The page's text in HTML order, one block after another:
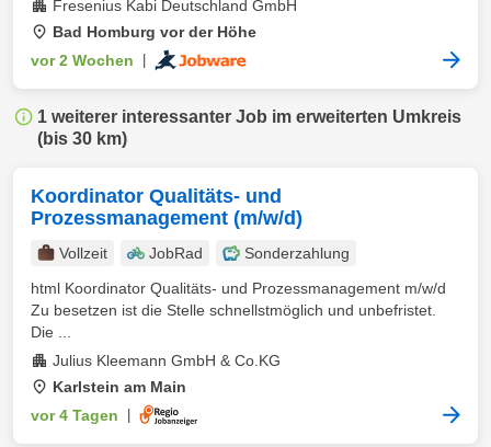
Fresenius Kabi Deutschland GmbH
Bad Homburg vor der Höhe
vor 2 Wochen
1 weiterer interessanter Job im erweiterten Umkreis
(bis 30 km)
Koordinator Qualitäts- und
Prozessmanagement (m/w/d)
Vollzeit JobRad
Sonderzahlung
html Koordinator Qualitäts- und Prozessmanagement m/w/d
Zu besetzen ist die Stelle schnellstmöglich und unbefristet.
Die ...
Julius Kleemann GmbH & Co.KG
Karlstein am Main
vor 4 Tagen